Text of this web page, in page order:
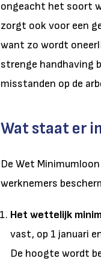
ongeacht het soort
zorgt ook voor een
want zo wordt
strenge handhaving
misstanden op de
Wat staat er
De Wet
werknemers
Het wettelijk
vast, op 1 januari
De hoogte wordt